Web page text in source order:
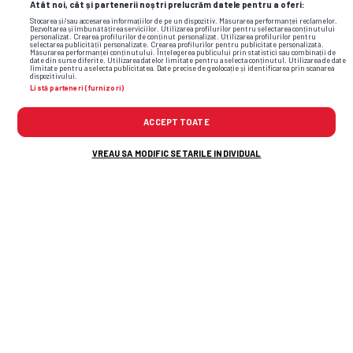
Atât noi, cât și partenerii noștri prelucrăm datele pentru a oferi:
Stocarea și/sau accesarea informațiilor de pe un dispozitiv. Măsurarea performanței reclamelor.
Dezvoltarea și îmbunătățirea serviciilor. Utilizarea profilurilor pentru selectarea conținutului
personalizat. Crearea profilurilor de conținut personalizat. Utilizarea profilurilor pentru
selectarea publicității personalizate. Crearea profilurilor pentru publicitate personalizată.
Măsurarea performanței conținutului. Înțelegerea publicului prin statistici sau combinații de
date din surse diferite. Utilizarea datelor limitate pentru a selecta conținutul. Utilizarea de date
limitate pentru a selecta publicitatea. Date precise de geolocație și identificarea prin scanarea
dispozitivului.
Listă parteneri (furnizori)
ACCEPT TOATE
VREAU SA MODIFIC SETARILE INDIVIDUAL